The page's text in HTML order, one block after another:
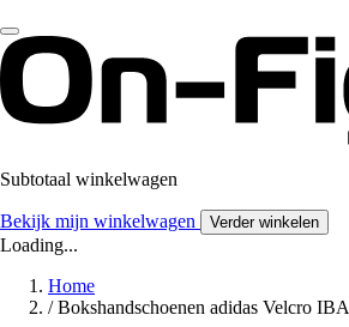
Subtotaal winkelwagen
Bekijk mijn winkelwagen Verder winkelen
Loading...
Home
/ Bokshandschoenen adidas Velcro IBA